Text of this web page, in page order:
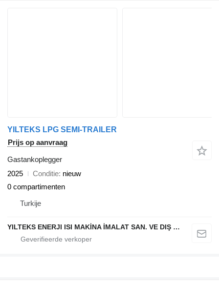
YILTEKS LPG SEMI-TRAILER
Prijs op aanvraag
Gastankoplegger
2025
Conditie nieuw
0 compartimenten
Turkije
YILTEKS ENERJI ISI MAKİNA İMALAT SAN. VE DIŞ TİC. LTD. ŞTİ.